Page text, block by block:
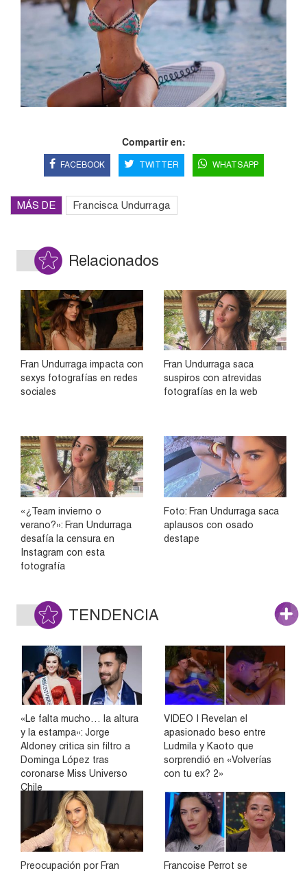
Compartir en:
FACEBOOK TWITTER WHATSAPP
MÁS DE Francisca Undurraga
Relacionados
Fran Undurraga impacta con
sexys fotografías en redes
sociales
Fran Undurraga saca
suspiros con atrevidas
fotografías en la web
«¿Team invierno o
verano?»: Fran Undurraga
desafía la censura en
Instagram con esta
fotografía
Foto: Fran Undurraga saca
aplausos con osado
destape
TENDENCIA
«Le falta mucho… la altura
y la estampa»: Jorge
Aldoney critica sin filtro a
Dominga López tras
coronarse Miss Universo
Chile
VIDEO | Revelan el
apasionado beso entre
Ludmila y Kaoto que
sorprendió en «Volverías
con tu ex? 2»
Preocupación por Fran
Francoise Perrot se